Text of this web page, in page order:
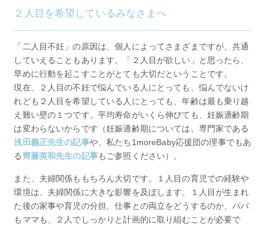
２人目を希望しているみなさまへ
「二人目不妊」の原因は、個人によってさまざまですが、共通
していえることもあります。「２人目が欲しい」と思ったら、
早めに行動を起こすことがとても大切だということです。
現在、２人目の不妊で悩んでいる人にとっても、悩んでないけ
れども２人目を希望している人にとっても、年齢は最も乗り越
え難い壁の１つです。平均寿命がいくら伸びても、妊娠適齢期
は変わらないからです（妊娠適齢期については、専門家である
浅田義正先生の記事や、私たち1moreBaby応援団の理事でもあ
る齊藤英和先生の記事もご参照ください）。
また、夫婦関係ももちろん大切です。１人目の育児での経験や
環境は、夫婦関係に大きな影響を及ぼします。１人目が生まれ
た後の家事や育児の分担、仕事との両立をどうするのか、パパ
もママも、２人でしっかりと計画的に取り組むことが必要で